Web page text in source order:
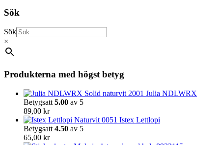
Sök
Sök
×
Produkterna med högst betyg
Julia NDLWRX
Betygsatt 5.00 av 5
89,00 kr
Istex Lettlopi
Betygsatt 4.50 av 5
65,00 kr